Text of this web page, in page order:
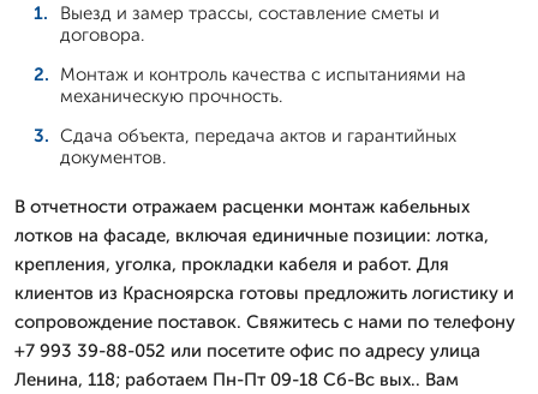
Выезд и замер трассы, составление сметы и
договора.
Монтаж и контроль качества с испытаниями на
механическую прочность.
Сдача объекта, передача актов и гарантийных
документов.
В отчетности отражаем расценки монтаж кабельных
лотков на фасаде, включая единичные позиции: лотка,
крепления, уголка, прокладки кабеля и работ. Для
клиентов из Красноярска готовы предложить логистику и
сопровождение поставок. Свяжитесь с нами по телефону
+7 993 39-88-052 или посетите офис по адресу улица
Ленина, 118; работаем Пн-Пт 09-18 Сб-Вс вых.. Вам